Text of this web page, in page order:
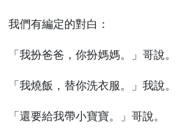
我們有編定的對白：
「我扮爸爸，你扮媽媽。」哥說。
「我燒飯，替你洗衣服。」我說。
「還要給我帶小寶寶。」哥說。